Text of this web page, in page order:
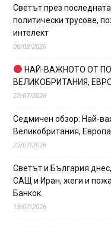
Светът през
политически трусове,
интелект
06/08/2026
НАЙ-ВАЖНОТО ОТ
ВЕЛИКОБРИТАНИЯ,
27/07/2026
Седмичен обзор: Най-
Великобритания,
22/07/2026
Светът и България
САЩ и Иран, жеги и
Банкок
13/07/2026